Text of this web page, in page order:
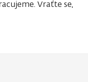
Vraťte se,